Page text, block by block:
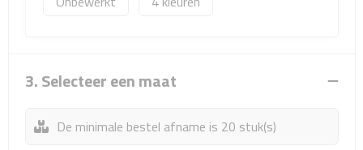
Sport- & Recreatietassen
Schoenentassen
Fietstassen
3. Selecteer een maat
De minimale bestel afname is 20 stuk(s)